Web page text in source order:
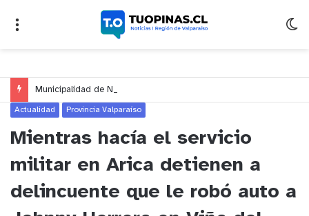
Actualidad Provincia Valparaíso
Mientras hacía el servicio
militar en Arica detienen a
delincuente que le robó auto a